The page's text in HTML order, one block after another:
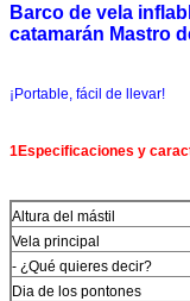
Barco de vela
catamarán Mastro
¡Portable, fácil de llevar!
1Especificaciones y
Altura del mástil
Vela principal
- ¿Qué quieres decir?
Dia de los pontones